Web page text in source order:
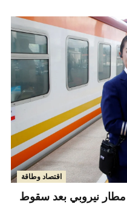
اقتصاد وطاقة
نيروبي بعد سقوط